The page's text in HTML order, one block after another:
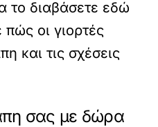
το διαβάσετε εδώ
οι γιορτές
και τις σχέσεις
σας με δώρα